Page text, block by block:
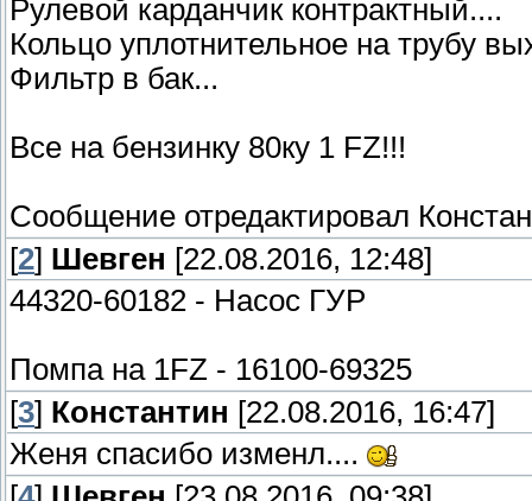
Рулевой карданчик контрактный....
Кольцо уплотнительное на трубу
Фильтр в бак...
Все на бензинку 80ку 1 FZ!!!
Сообщение отредактировал
[2] Шевген [22.08.2016, 12:48]
44320-60182 - Насос ГУР
Помпа на 1FZ - 16100-69325
[3] Константин [22.08.2016, 16:47]
Женя спасибо изменл....